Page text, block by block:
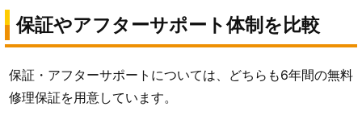
保証やアフターサポート体制を比較
保証・アフターサポートについては、どちらも6年間の無料
修理保証を用意しています。